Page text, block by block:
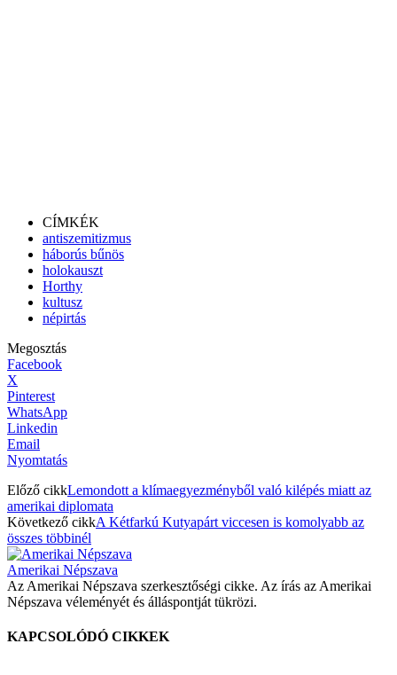
CÍMKÉK
antiszemitizmus
háborús bűnös
holokauszt
Horthy
kultusz
népirtás
Megosztás
Facebook
X
Pinterest
WhatsApp
Linkedin
Email
Nyomtatás
Előző cikkLemondott a klímaegyezményből való kilépés miatt az
amerikai diplomata
Következő cikkA Kétfarkú Kutyapárt viccesen is komolyabb az
összes többinél
Amerikai Népszava
Az Amerikai Népszava szerkesztőségi cikke. Az írás az Amerikai
Népszava véleményét és álláspontját tükrözi.
KAPCSOLÓDÓ CIKKEK